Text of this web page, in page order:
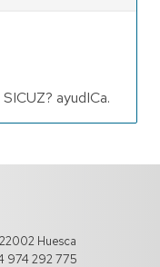
ayudICa.
Huesca
974 292 775